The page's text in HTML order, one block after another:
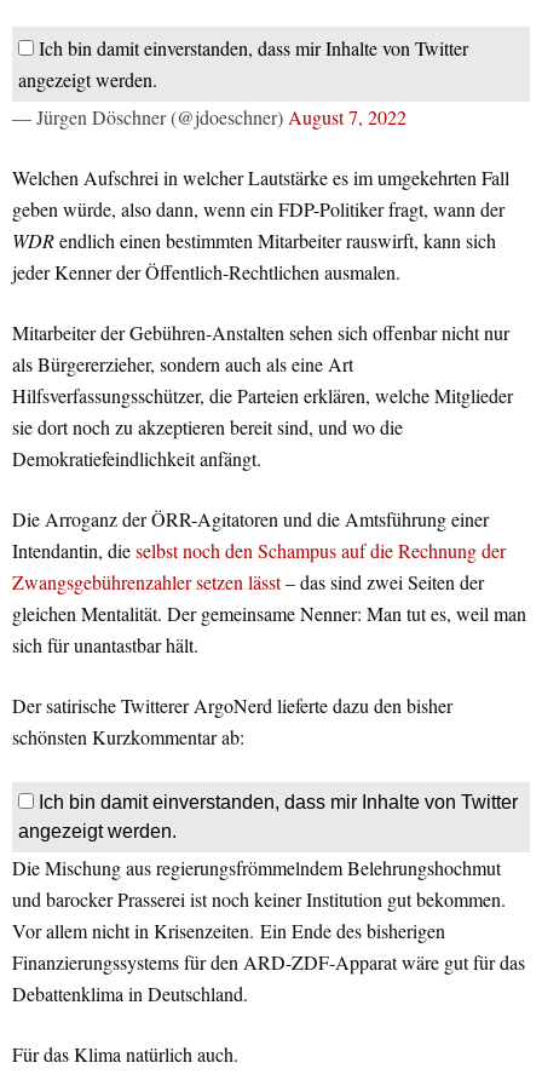
Ich bin damit einverstanden, dass mir Inhalte von Twitter
angezeigt werden.
— Jürgen Döschner (@jdoeschner)August 7, 2022
Welchen Aufschrei in welcher Lautstärke es im umgekehrten Fall
geben würde, also dann, wenn ein FDP-Politiker fragt, wann der
WDRendlich einen bestimmten Mitarbeiter rauswirft, kann sich
jeder Kenner der Öffentlich-Rechtlichen ausmalen.
Mitarbeiter der Gebühren-Anstalten sehen sich offenbar nicht nur
als Bürgererzieher, sondern auch als eine Art
Hilfsverfassungsschützer, die Parteien erklären, welche Mitglieder
sie dort noch zu akzeptieren bereit sind, und wo die
Demokratiefeindlichkeit anfängt.
Die Arroganz der ÖRR-Agitatoren und die Amtsführung einer
Intendantin, dieselbst noch den Schampus auf die Rechnung der
Zwangsgebührenzahler setzen lässt– das sind zwei Seiten der
gleichen Mentalität. Der gemeinsame Nenner: Man tut es, weil man
sich für unantastbar hält.
Der satirische Twitterer ArgoNerd lieferte dazu den bisher
schönsten Kurzkommentar ab:
Ich bin damit einverstanden, dass mir Inhalte von Twitter
angezeigt werden.
Die Mischung aus regierungsfrömmelndem Belehrungshochmut
und barocker Prasserei ist noch keiner Institution gut bekommen.
Vor allem nicht in Krisenzeiten. Ein Ende des bisherigen
Finanzierungssystems für den ARD-ZDF-Apparat wäre gut für das
Debattenklima in Deutschland.
Für das Klima natürlich auch.